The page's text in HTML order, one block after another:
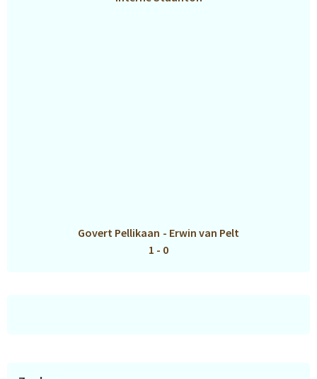
Govert Pellikaan - Erwin van Pelt
1 - 0